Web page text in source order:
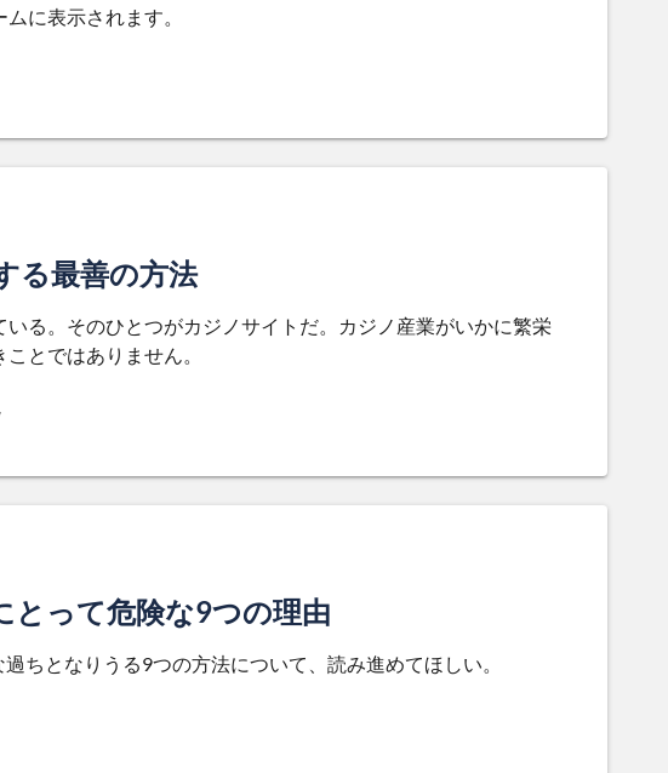
に表示されます。
る最善の方法
る。そのひとつがカジノサイトだ。カジノ産業がいかに繁栄
とではありません。
とって危険な9つの理由
ちとなりうる9つの方法について、読み進めてほしい。